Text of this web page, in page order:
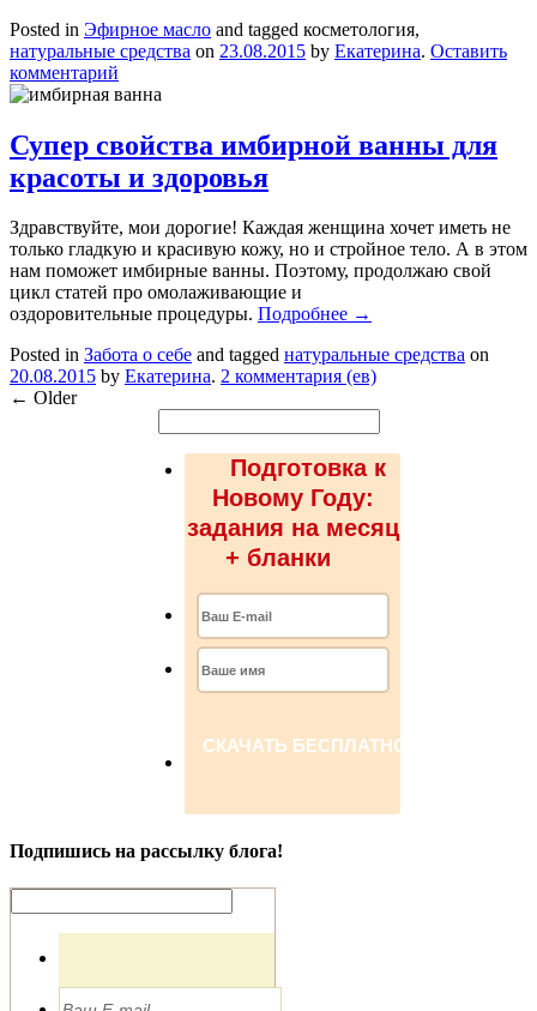
Posted in Эфирное масло and tagged косметология,
натуральные средства on 23.08.2015 by Екатерина. Оставить
комментарий
Супер свойства имбирной ванны для
красоты и здоровья
Здравствуйте, мои дорогие! Каждая женщина хочет иметь не
только гладкую и красивую кожу, но и стройное тело. А в этом
нам поможет имбирные ванны. Поэтому, продолжаю свой
цикл статей про омолаживающие и
оздоровительные процедуры. Подробнее →
Posted in Забота о себе and tagged натуральные средства on
20.08.2015 by Екатерина. 2 комментария (ев)
← Older
Подготовка к
Новому Году:
задания на месяц
+ бланки
Подпишись на рассылку блога!